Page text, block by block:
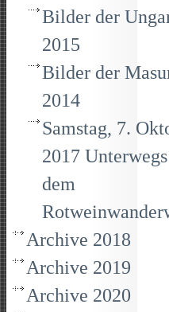
Bilder der
2015
Bilder der
2014
Samstag, 7.
2017
dem
Archive 2018
Archive 2019
Archive 2020